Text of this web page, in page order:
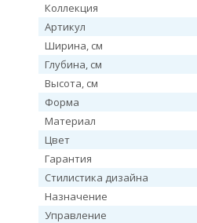
Коллекция
Артикул
Ширина, см
Глубина, см
Высота, см
Форма
Материал
Цвет
Гарантия
Стилистика дизайна
Назначение
Управление